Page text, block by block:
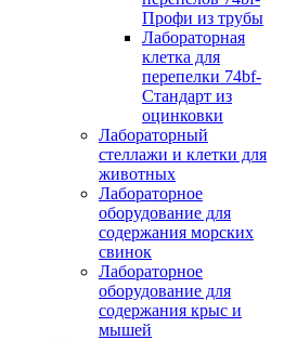
Профи из трубы
Лабораторная
клетка для
перепелки 74bf-
Стандарт из
оцинковки
Лабораторный
стеллажи и клетки для
животных
Лабораторное
оборудование для
содержания морских
свинок
Лабораторное
оборудование для
содержания крыс и
мышей